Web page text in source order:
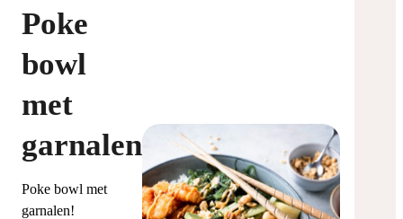
Poke
bowl
met
garnalen
Poke bowl met
garnalen!